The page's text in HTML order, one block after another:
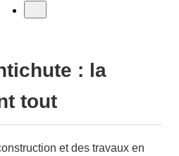
: la
tout
et des travaux en